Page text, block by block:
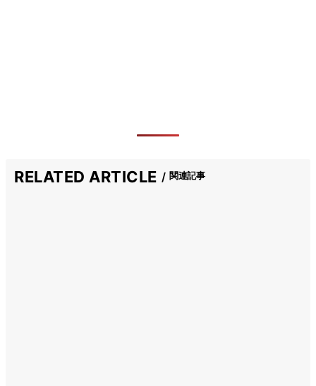
RELATED ARTICLE 関連記事